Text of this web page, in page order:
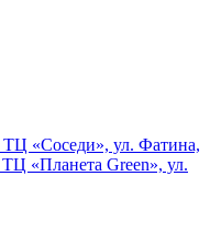
ТЦ «Соседи», ул. Фатина,
ТЦ «Планета Green», ул.